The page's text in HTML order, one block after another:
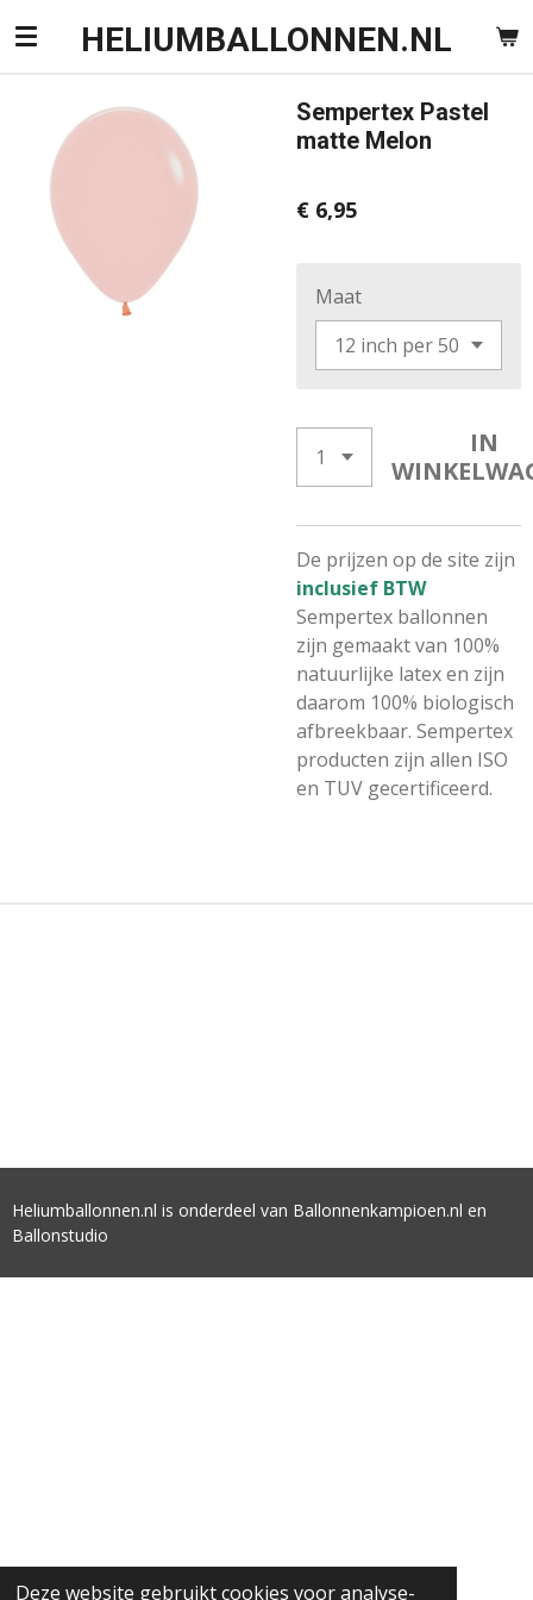
Deze website gebruikt cookies voor analyse-
Ga
direct
hoofdinhoud
HELIUMBALLONNEN.NL
Sempertex Pastel
matte Melon
€ 6,95
Maat
IN
De prijzen op de site zijn
inclusief BTW
Sempertex ballonnen
zijn gemaakt van 100%
natuurlijke latex en zijn
daarom 100% biologisch
afbreekbaar. Sempertex
producten zijn allen ISO
en TUV gecertificeerd.
Heliumballonnen.nl is onderdeel van Ballonnenkampioen.nl en
Ballonstudio